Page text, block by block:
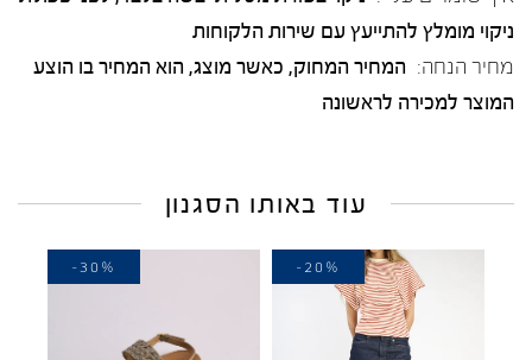
ניקוי מומלץ להתייעץ עם שירות הלקוחות
מחיר הנחה: המחיר המחוק, כאשר מוצג, הוא המחיר בו הוצע
המוצר למכירה לראשונה
עוד באותו הסגנון
-20%
-30%